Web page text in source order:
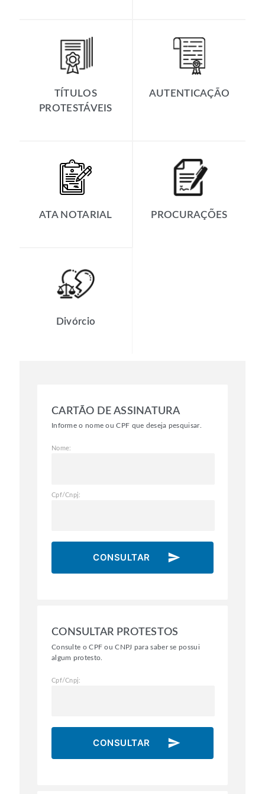
TÍTULOS
PROTESTÁVEIS
AUTENTICAÇÃO
ATA NOTARIAL PROCURAÇÕES
Divórcio
CARTÃO DE ASSINATURA
Informe o nome ou CPF que deseja pesquisar.
Nome:
Cpf/Cnpj:
CONSULTAR send
CONSULTAR PROTESTOS
Consulte o CPF ou CNPJ para saber se possui
algum protesto.
Cpf/Cnpj:
CONSULTAR send